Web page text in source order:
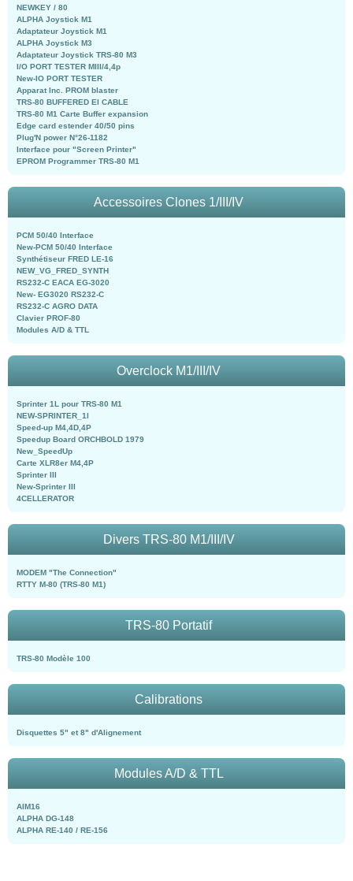
NEWKEY / 80
ALPHA Joystick M1
Adaptateur Joystick M1
ALPHA Joystick M3
Adaptateur Joystick TRS-80 M3
I/O PORT TESTER MIII/4,4p
New-IO PORT TESTER
Apparat Inc. PROM blaster
TRS-80 BUFFERED EI CABLE
TRS-80 M1 Carte Buffer expansion
Edge card estender 40/50 pins
Plug'N power N°26-1182
Interface pour "Screen Printer"
EPROM Programmer TRS-80 M1
Accessoires Clones 1/III/IV
PCM 50/40 Interface
New-PCM 50/40 Interface
Synthétiseur FRED LE-16
NEW_VG_FRED_SYNTH
RS232-C EACA EG-3020
New- EG3020 RS232-C
RS232-C AGRO DATA
Clavier PROF-80
Modules A/D & TTL
Overclock M1/III/IV
Sprinter 1L pour TRS-80 M1
NEW-SPRINTER_1l
Speed-up M4,4D,4P
Speedup Board ORCHBOLD 1979
New_SpeedUp
Carte XLR8er M4,4P
Sprinter III
New-Sprinter III
4CELLERATOR
Divers TRS-80 M1/III/IV
MODEM "The Connection"
RTTY M-80 (TRS-80 M1)
TRS-80 Portatif
TRS-80 Modèle 100
Calibrations
Disquettes 5" et 8" d'Alignement
Modules A/D & TTL
AIM16
ALPHA DG-148
ALPHA RE-140 / RE-156